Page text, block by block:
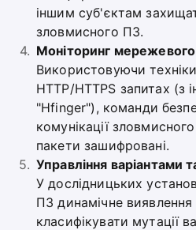
іншим суб'єктам
зловмисного ПЗ.
Моніторинг мережевого
Використовуючи
HTTP/HTTPS запитах (з
"Hfinger"), команди
комунікації
пакети зашифровані.
Управління варіантами
У дослідницьких
ПЗ динамічне
класифікувати мутації